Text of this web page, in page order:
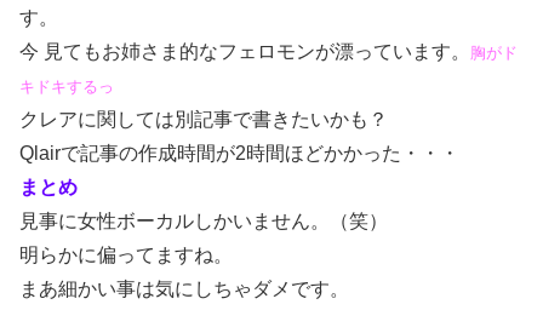
す。
今 見てもお姉さま的なフェロモンが漂っています。
胸がド
キドキするっ
クレアに関しては別記事で書きたいかも？
Qlairで記事の作成時間が2時間ほどかかった・・・
まとめ
見事に女性ボーカルしかいません。（笑）
明らかに偏ってますね。
まあ細かい事は気にしちゃダメです。